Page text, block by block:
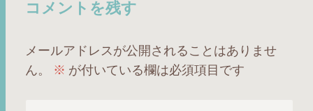
ビ
ー
シ
ョ
コメントを残す
メールアドレスが公開されることはありませ
ん。
※ が付いている欄は必須項目です